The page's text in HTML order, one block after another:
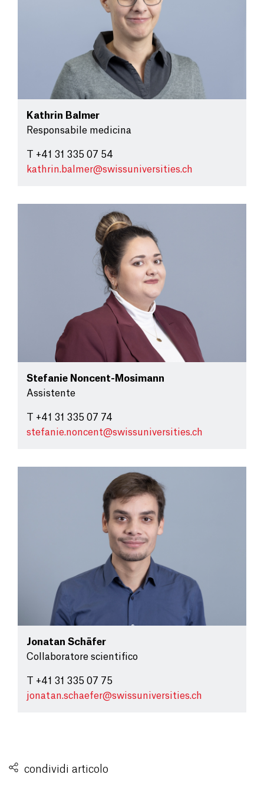
Kathrin Balmer
Responsabile medicina
T +41 31 335 07 54
kathrin.balmer@swissuniversities.ch
Stefanie Noncent-Mosimann
Assistente
T +41 31 335 07 74
stefanie.noncent@swissuniversities.ch
Jonatan Schäfer
Collaboratore scientifico
T +41 31 335 07 75
jonatan.schaefer@swissuniversities.ch
condividi articolo